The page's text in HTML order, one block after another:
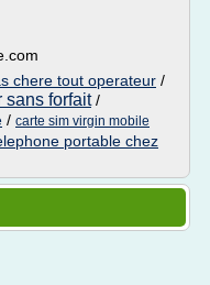
chere tout operateur /
sans forfait/
/ carte sim virgin mobile
portable chez